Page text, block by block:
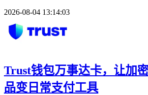
2026-08-04 13:14:03
Trust钱包万事达卡，让加
品变日常支付工具